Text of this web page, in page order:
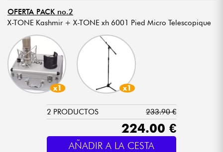
OFERTA PACK no.2
X-TONE Kashmir + X-TONE xh 6001 Pied Micro Telescopique
x1 x1
2 PRODUCTOS 233.90 €
224.00 €
AÑADIR A LA CESTA